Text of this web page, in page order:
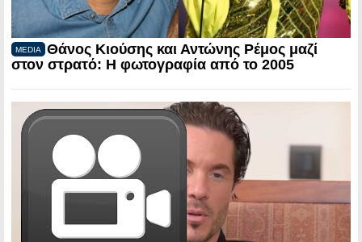
MEDIA
Θάνος Κιούσης και Αντώνης Ρέμος μαζί
στον στρατό: Η φωτογραφία από το 2005